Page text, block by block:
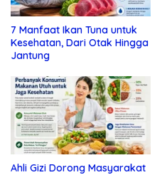
7 Manfaat Ikan Tuna untuk
Kesehatan, Dari Otak Hingga
Jantung
Ahli Gizi Dorong Masyarakat